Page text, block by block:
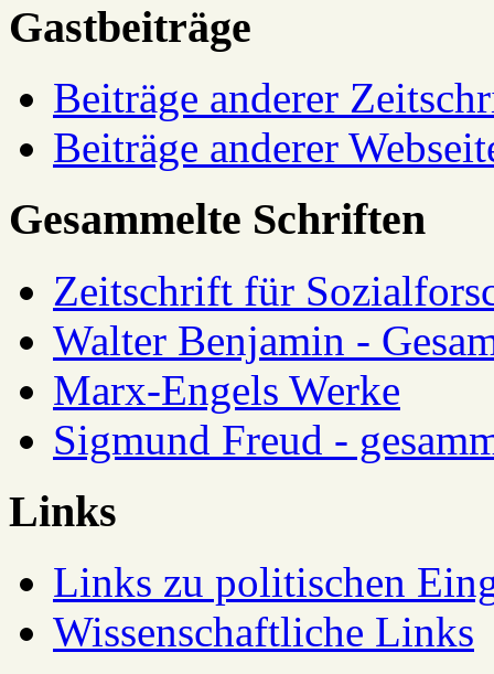
Gastbeiträge
Beiträge anderer
Beiträge anderer
Gesammelte Schriften
Zeitschrift für
Walter Benjamin -
Marx-Engels Werke
Sigmund Freud -
Links
Links zu politischen
Wissenschaftliche Links